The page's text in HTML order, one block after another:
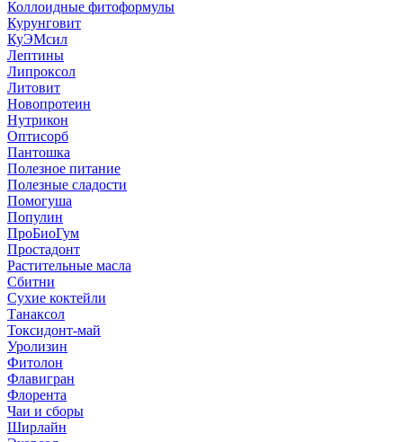
Коллоидные фитоформулы
Курунговит
КуЭМсил
Лептины
Липроксол
Литовит
Новопротеин
Нутрикон
Оптисорб
Пантошка
Полезное питание
Полезные сладости
Помогуша
Популин
ПроБиоГум
Простадонт
Растительные масла
Сбитни
Сухие коктейли
Танаксол
Токсидонт-май
Уролизин
Фитолон
Флавигран
Флорента
Чаи и сборы
Ширлайн